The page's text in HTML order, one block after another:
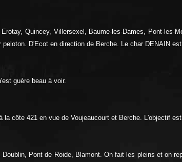
Quincey, Villersexel, Baume-les-Dames, Pont-
D'Ecot en direction de Berche. Le char DENAIN
guère beau à voir.
côte 421 en vue de Voujeaucourt et Berche. L'objectif est
Pont de Roide, Blamont. On fait les pleins et on